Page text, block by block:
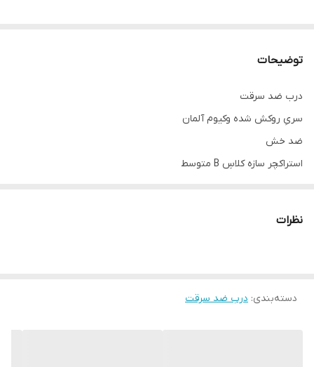
توضیحات
درب ضد سرقت
سریِ روکش شده وکیوم آلمان
ضد خش
استراکچر سازه کلاسِ B متوسط
نظرات
دسته‌بندی: درب ضد سرقت